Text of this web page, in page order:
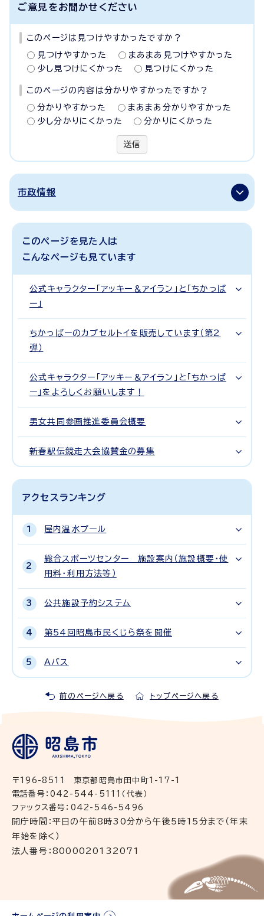
ご意見をお聞かせください
このページは見つけやすかったですか？
見つけやすかった
まあまあ見つけやすかった
少し見つけにくかった
見つけにくかった
このページの内容は分かりやすかったですか？
分かりやすかった
まあまあ分かりやすかった
少し分かりにくかった
分かりにくかった
送信
市政情報
このページを見た人は
こんなページも見ています
公式キャラクター「アッキー＆アイラン」と「ちかっぱ
ー」
ちかっぱーのカプセルトイを販売しています（第2
弾）
公式キャラクター「アッキー＆アイラン」と「ちかっぱ
ー」をよろしくお願いします！
男女共同参画推進委員会概要
新春駅伝競走大会協賛金の募集
アクセスランキング
屋内温水プール
総合スポーツセンター 施設案内（施設概要・使
用料・利用方法等）
公共施設予約システム
第54回昭島市民くじら祭を開催
Aバス
前のページへ戻る トップページへ戻る
〒196-8511 東京都昭島市田中町1-17-1
電話番号：042-544-5111（代表）
ファックス番号：042-546-5496
開庁時間：平日の午前8時30分から午後5時15分まで（年末
年始を除く）
法人番号：8000020132071